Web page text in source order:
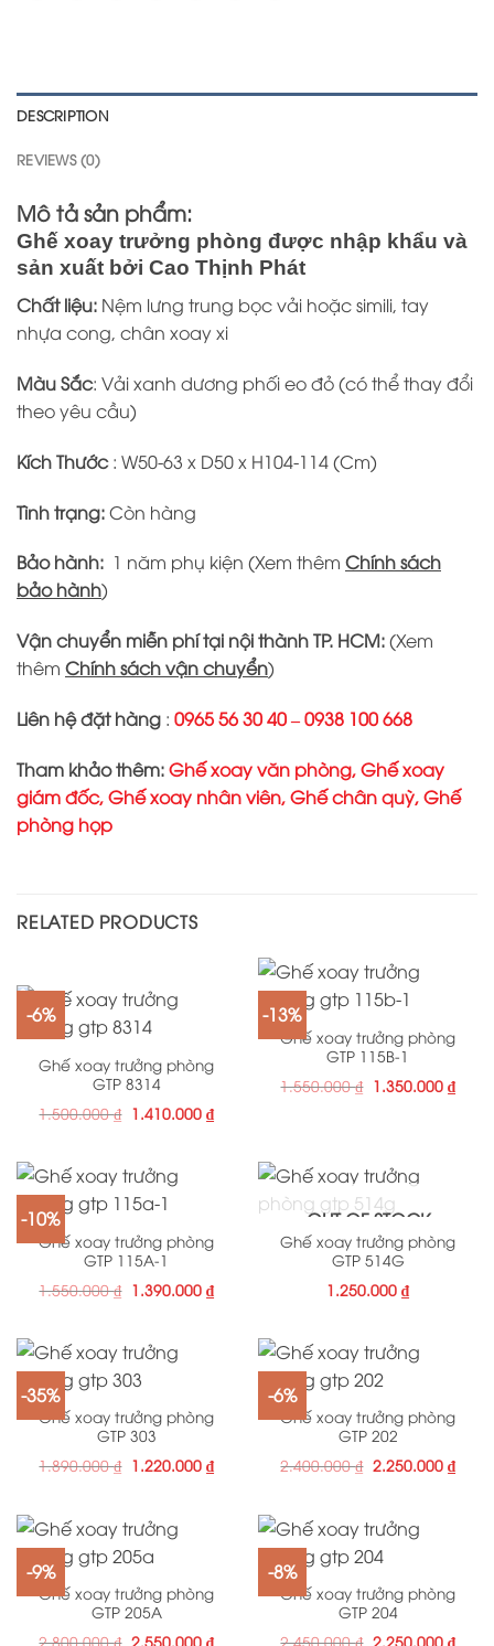
DESCRIPTION
REVIEWS (0)
Mô tả sản phẩm:
Ghế xoay trưởng phòng được nhập khẩu và
sản xuất bởi Cao Thịnh Phát
Chất liệu: Nệm lưng trung bọc vải hoặc simili, tay
nhựa cong, chân xoay xi
Màu Sắc: Vải xanh dương phối eo đỏ (có thể thay đổi
theo yêu cầu)
Kích Thước: W50-63 x D50 x H104-114 (Cm)
Tình trạng:Còn hàng
Bảo hành: 1 năm phụ kiện (Xem thêm Chính sách
bảo hành)
Vận chuyển miễn phí tại nội thành TP. HCM:(Xem
thêm Chính sách vận chuyển)
Liên hệ đặt hàng : 0965 56 30 40 – 0938 100 668
Tham khảo thêm:Ghế xoay văn phòng,Ghế xoay
giám đốc,Ghế xoay nhân viên,Ghế chân quỳ,Ghế
phòng họp
RELATED PRODUCTS
-6%
Ghế xoay trưởng phòng
GTP 8314
1.500.000₫ 1.410.000 ₫
-13%
Ghế xoay trưởng phòng
GTP 115B-1
1.550.000₫ 1.350.000 ₫
-10%
Ghế xoay trưởng phòng
GTP 115A-1
1.550.000₫ 1.390.000 ₫
OUT OF STOCK
Ghế xoay trưởng phòng
GTP 514G
1.250.000 ₫
-35%
Ghế xoay trưởng phòng
GTP 303
1.890.000₫ 1.220.000 ₫
-6%
Ghế xoay trưởng phòng
GTP 202
2.400.000₫ 2.250.000 ₫
-9%
Ghế xoay trưởng phòng
GTP 205A
2.800.000₫ 2.550.000 ₫
-8%
Ghế xoay trưởng phòng
GTP 204
2.450.000₫ 2.250.000 ₫